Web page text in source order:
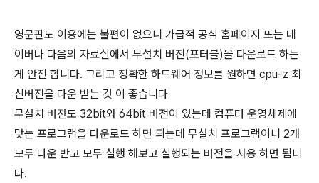
영문판도 이용에는 불편이 없으니 가급적 공식 홈페이지 또는 네
이버나 다음의 자료실에서 무설치 버전(포터블)을 다운로드 하는
게 안전 합니다. 그리고 정확한 하드웨어 정보를 원하면 cpu-z 최
신버전을 다운 받는 것 이 좋습니다
무설치 버젼도 32bit와 64bit 버전이 있는데 컴퓨터 운영체제에
맞는 프로그램을 다운로드 하면 되는데 무설치 프로그램이니 2개
모두 다운 받고 모두 실행 해보고 실행되는 버전을 사용 하면 됩니
다.